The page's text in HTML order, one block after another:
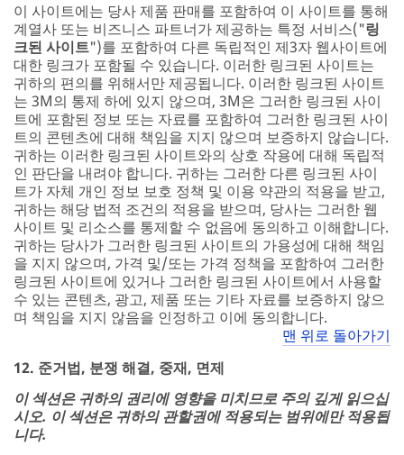
이 사이트에는 당사 제품 판매를 포함하여 이 사이트를 통해
계열사 또는 비즈니스 파트너가 제공하는 특정 서비스("링
크된 사이트")를 포함하여 다른 독립적인 제3자 웹사이트에
대한 링크가 포함될 수 있습니다. 이러한 링크된 사이트는
귀하의 편의를 위해서만 제공됩니다. 이러한 링크된 사이트
는 3M의 통제 하에 있지 않으며, 3M은 그러한 링크된 사이
트에 포함된 정보 또는 자료를 포함하여 그러한 링크된 사이
트의 콘텐츠에 대해 책임을 지지 않으며 보증하지 않습니다.
귀하는 이러한 링크된 사이트와의 상호 작용에 대해 독립적
인 판단을 내려야 합니다. 귀하는 그러한 다른 링크된 사이
트가 자체 개인 정보 보호 정책 및 이용 약관의 적용을 받고,
귀하는 해당 법적 조건의 적용을 받으며, 당사는 그러한 웹
사이트 및 리소스를 통제할 수 없음에 동의하고 이해합니다.
귀하는 당사가 그러한 링크된 사이트의 가용성에 대해 책임
을 지지 않으며, 가격 및/또는 가격 정책을 포함하여 그러한
링크된 사이트에 있거나 그러한 링크된 사이트에서 사용할
수 있는 콘텐츠, 광고, 제품 또는 기타 자료를 보증하지 않으
며 책임을 지지 않음을 인정하고 이에 동의합니다.
맨 위로 돌아가기
12. 준거법, 분쟁 해결, 중재, 면제
이 섹션은 귀하의 권리에 영향을 미치므로 주의 깊게 읽으십
시오. 이 섹션은 귀하의 관할권에 적용되는 범위에만 적용됩
니다.